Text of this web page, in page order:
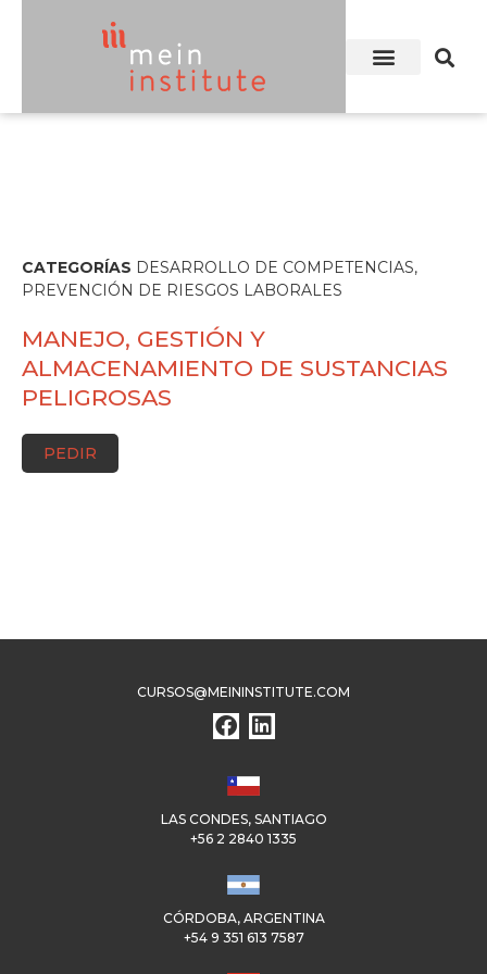
CATEGORÍAS DESARROLLO DE COMPETENCIAS,
PREVENCIÓN DE RIESGOS LABORALES
MANEJO, GESTIÓN Y
ALMACENAMIENTO DE SUSTANCIAS
PELIGROSAS
PEDIR
CURSOS@MEININSTITUTE.COM
LAS CONDES, SANTIAGO
+56 2 2840 1335
CÓRDOBA, ARGENTINA
+54 9 351 613 7587